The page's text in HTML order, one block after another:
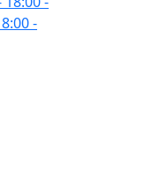
-